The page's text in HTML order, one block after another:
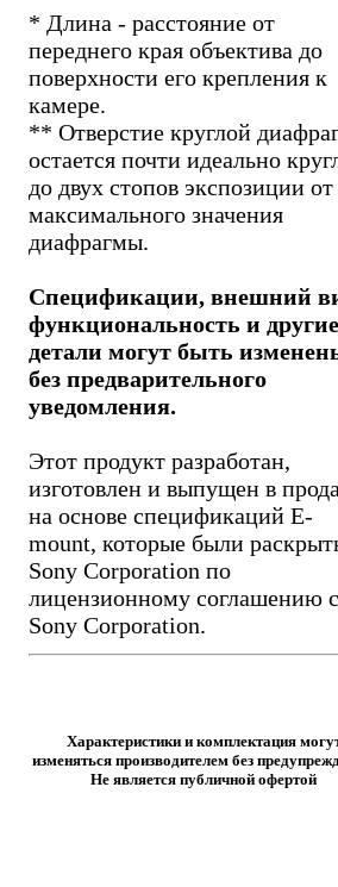
* Длина - расстояние от
переднего края объектива до
поверхности его крепления к
камере.
** Отверстие круглой
остается почти идеально
до двух стопов экспозиции от
максимального значения
диафрагмы.
Спецификации, внешний
функциональность и другие
детали могут быть
без предварительного
уведомления.
Этот продукт разработан,
изготовлен и выпущен в
на основе спецификаций E-
mount, которые были
Sony Corporation по
лицензионному соглашению с
Sony Corporation.
Характеристики и комплектация
изменяться производителем без
Не является публичной офертой